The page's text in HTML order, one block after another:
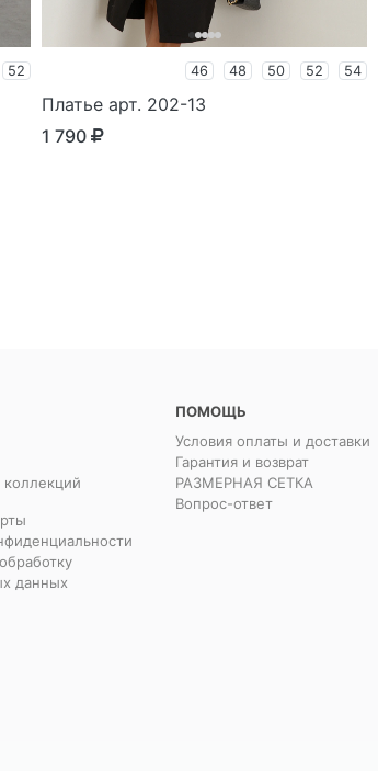
52 46 48 50 52 54
Платье арт. 202-13
1 790
коллекций
данных
ПОМОЩЬ
Условия оплаты и доставки
Гарантия и возврат
РАЗМЕРНАЯ СЕТКА
Вопрос-ответ